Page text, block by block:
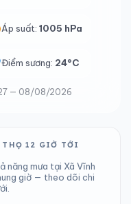
Áp suất:1005 hPa
Điểm sương: 24°C
— 08/08/2026
12 GIỜ TỚI
năng mưa tại Xã Vĩnh
giờ — theo dõi chi